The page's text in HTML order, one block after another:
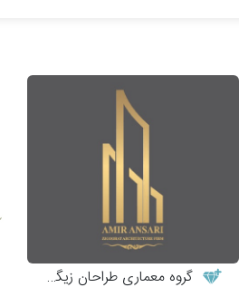
گروه معماری طراحان زیگورات